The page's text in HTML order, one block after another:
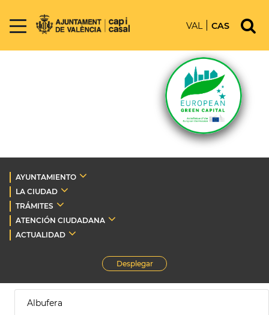
VAL CAS
AYUNTAMIENTO
LA CIUDAD
TRÁMITES
ATENCIÓN CIUDADANA
ACTUALIDAD
Desplegar
Albufera